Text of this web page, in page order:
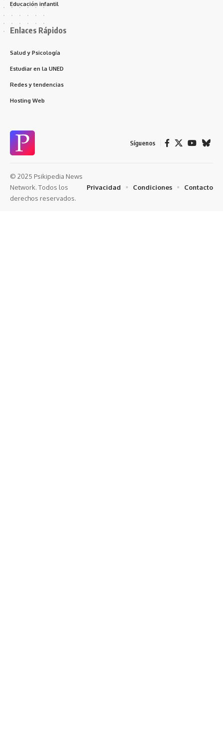
Educación infantil
Enlaces Rápidos
Salud y Psicología
Estudiar en la UNED
Redes y tendencias
Hosting Web
Síguenos
© 2025 Psikipedia News
Network. Todos los
derechos reservados.
Privacidad Condiciones Contacto